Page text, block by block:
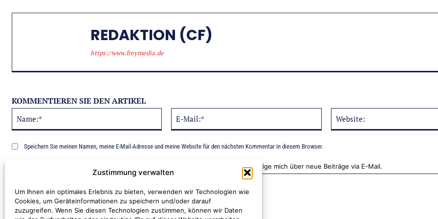
Zustimmung verwalten
Um Ihnen ein optimales Erlebnis zu bieten, verwenden wir Technologien wie
Cookies, um Geräteinformationen zu speichern und/oder darauf
zuzugreifen. Wenn Sie diesen Technologien zustimmen, können wir Daten
REDAKTION (CF)
https://www.freymedia.de
KOMMENTIEREN SIE DEN ARTIKEL
Mail:*
Speichern Sie meinen Namen, meine E-Mail-Adresse und meine Website für den nächsten Kommentar in diesem Browser.
Benachrichtige mich über neue Beiträge via E-Mail.